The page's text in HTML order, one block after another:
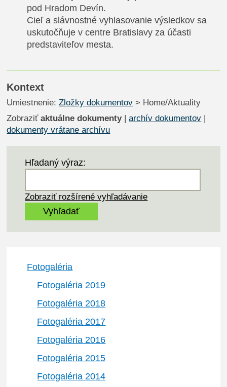
pod Hradom Devín.
Cieľ a slávnostné vyhlasovanie výsledkov sa
uskutočňuje v centre Bratislavy za účasti
predstaviteľov mesta.
Kontext
Umiestnenie:Zložky dokumentov > Home/Aktuality
Zobraziťaktuálne dokumenty|archív dokumentov |
dokumenty vrátane archívu
Hľadaný výraz:
Zobraziť rozšírené vyhľadávanie
Fotogaléria
Fotogaléria 2019
Fotogaléria 2018
Fotogaléria 2017
Fotogaléria 2016
Fotogaléria 2015
Fotogaléria 2014